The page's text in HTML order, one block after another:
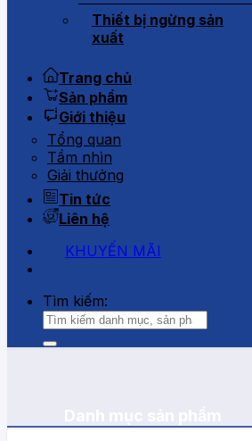
Thiết bị ngừng sản
xuất
Trang chủ
Sản phẩm
Giới thiệu
Tổng quan
Tầm nhìn
Giải thưởng
Tin tức
Liên hệ
KHUYẾN MÃI
Tìm kiếm: